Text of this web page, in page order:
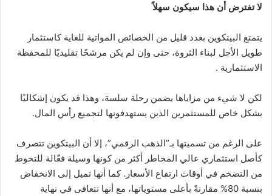
لا تفترض أن هذا سيكون سهلاً
يتمتع البيتكوين بعدد قليل من الخصائص المواتية للغاية كاستثمار
طويل الأجل لبناء الثروة، حتى وإن لم يكن مرشحًا تقليديًا للمحفظة
الاستثمارية .
لكن لا شيء من مزاياها يضمن رحلة سلسة، وهذا قد يكون إشكاليًا
بشكل خاص للمستثمرين الذين يستهدفونها لتجميع رأس المال.
على الرغم من تسميتها بـ”الذهب الرقمي”، إلا أن البيتكوين تتصرف
كأصل استثماري عالي المخاطر أكثر من كونها وسيلة فعّالة للتحوط
من التضخم في أوقات ارتفاع الأسعار. كما أنها تميل إلى الانخفاض
بنسبة 80% مقارنةً بأعلى مستوياتها، مع أنها تتعافى في نهاية